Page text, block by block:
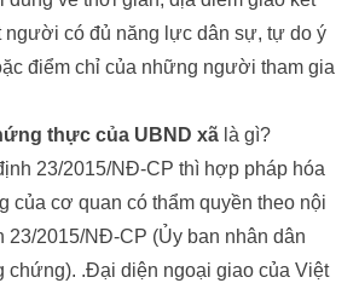
người có đủ năng lực dân sự, tự do ý
điểm chỉ của những người tham gia
thực của UBND xã là gì?
23/2015/NĐ-CP thì hợp pháp hóa
của cơ quan có thẩm quyền theo nội
23/2015/NĐ-CP (Ủy ban nhân dân
chứng). .Đại diện ngoại giao của Việt